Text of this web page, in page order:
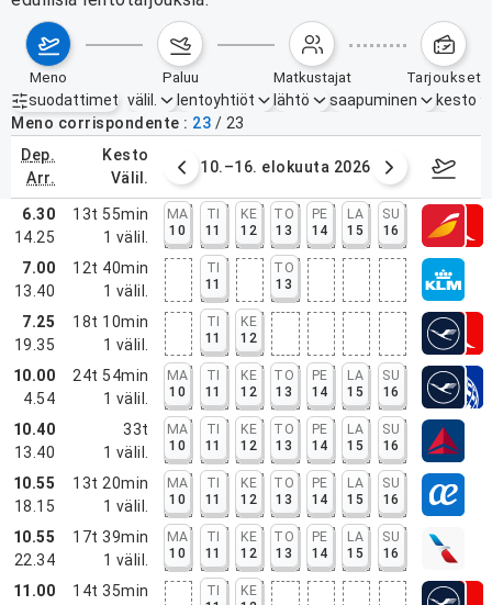
meno paluu matkustajat tarjoukset
suodattimet
Aktiiviset suodattimet ei mitään
välil. lentoyhtiöt lähtö saapuminen
kesto
Meno corrispondente
23 / 23
dep.
arr.
kesto
välil.
elokuuta 2026 10.–16. elokuuta 2026
6.30
14.25
13t 55min
1 välil.
MA
10
TI
11
KE
12
TO
13
PE
14
LA
15
SU
16
7.00
13.40
12t 40min
1 välil.
TI
11
TO
13
7.25
19.35
18t 10min
1 välil.
TI
11
KE
12
10.00
4.54
24t 54min
1 välil.
MA
10
TI
11
KE
12
TO
13
PE
14
LA
15
SU
16
10.40
13.40
33t
1 välil.
MA
10
TI
11
KE
12
TO
13
PE
14
LA
15
SU
16
10.55
18.15
13t 20min
1 välil.
MA
10
TI
11
KE
12
TO
13
PE
14
LA
15
SU
16
10.55
22.34
17t 39min
1 välil.
MA
10
TI
11
KE
12
TO
13
PE
14
LA
15
SU
16
11.00
14t 35min
TI
KE